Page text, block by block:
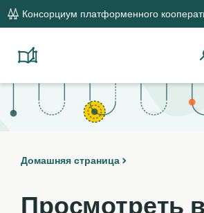
global
navigation
Консорциум платформенного
Platform
Resource
Домашняя страница
filters
Resource